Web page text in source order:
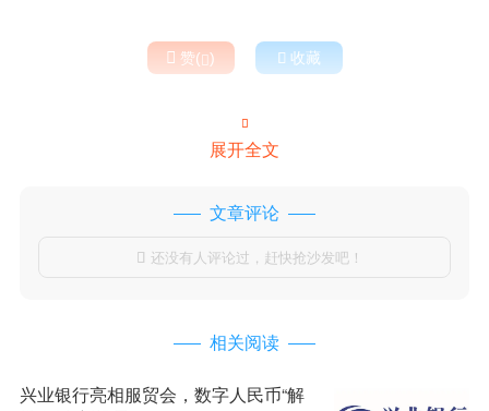
 赞()  收藏

展开全文
文章评论
 还没有人评论过，赶快抢沙发吧！
相关阅读
兴业银行亮相服贸会，数字人民币“解